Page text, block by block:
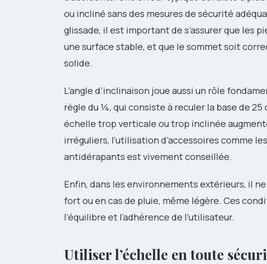
ou incliné sans des mesures de sécurité
glissade, il est important de s’assurer que les
une surface stable, et que le sommet soit
solide.
L’angle d’inclinaison joue aussi un rôle
règle du ¼, qui consiste à reculer la base de
échelle trop verticale ou trop inclinée
irréguliers, l’utilisation d’accessoires comme
antidérapants est vivement conseillée.
Enfin, dans les environnements extérieurs, il
fort ou en cas de pluie, même légère. Ces
l’équilibre et l’adhérence de l’utilisateur.
Utiliser l’échelle en toute